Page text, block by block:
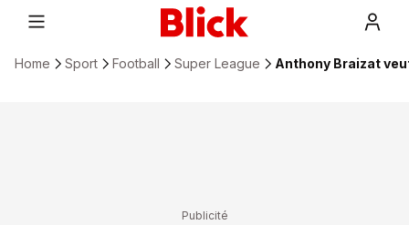
Home Sport Football Super League Anthony Braizat